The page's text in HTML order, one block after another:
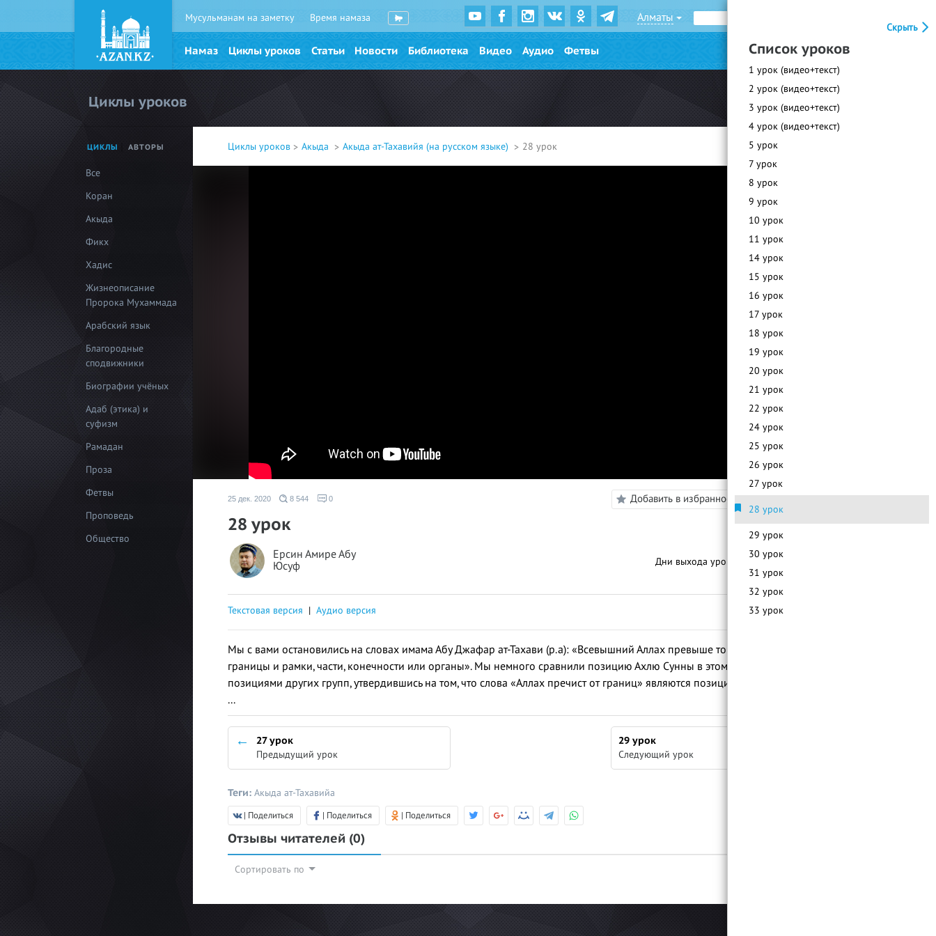
Мусульманам на заметку Время намаза Алматы
Намаз Циклы уроков Статьи Новости Библиотека Видео Аудио Фетвы Войти | Регистрация
Циклы уроков
ЦИКЛЫ АВТОРЫ
Все
Коран
Акыда
Фикх
Хадис
Жизнеописание
Пророка Мухаммада
Арабский язык
Благородные
сподвижники
Биографии учёных
Адаб (этика) и
суфизм
Рамадан
Проза
Фетвы
Проповедь
Общество
Циклы уроков Акыда Акыда ат-Тахавийя (на русском языке) 28 урок
25 дек. 2020 8 544 0 Добавить в избранное Режим просмотра
28 урок
Ерсин Амире Абу
Юсуф
Дни выхода уроков: 2-3 Раза В Месяц
в
Текстовая версия | Аудио версия
Мы с вами остановились на словах имама Абу Джафар ат-Тахави (р.а): «Всевышний Аллах превыше того, чтобы иметь
границы и рамки, части, конечности или органы». Мы немного сравнили позицию Ахлю Сунны в этом вопросе с
позициями других групп, утвердившись на том, что слова «Аллах пречист от границ» являются позицией всей АхлюСунны
...
27 урок
Предыдущий урок
29 урок
Следующий урок
Теги: Акыда ат-Тахавийа
| Поделиться | Поделиться | Поделиться
Отзывы читателей (0)
Сортировать по
Скрыть
Список уроков
1 урок (видео+текст)
2 урок (видео+текст)
3 урок (видео+текст)
4 урок (видео+текст)
5 урок
7 урок
8 урок
9 урок
10 урок
11 урок
14 урок
15 урок
16 урок
17 урок
18 урок
19 урок
20 урок
21 урок
22 урок
24 урок
25 урок
26 урок
27 урок
28 урок
29 урок
30 урок
31 урок
32 урок
33 урок